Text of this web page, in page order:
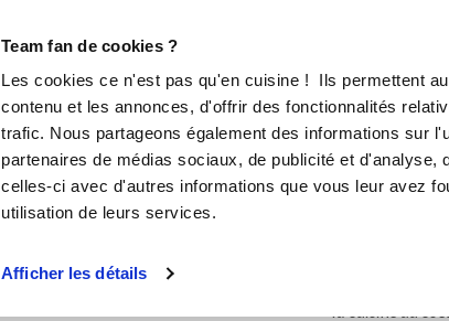
Team fan de cookies ?
Les cookies ce n'est pas qu'en cuisine ! Ils permettent
contenu et les annonces, d'offrir des fonctionnalités
trafic. Nous partageons également des informations sur
partenaires de médias sociaux, de publicité et d'analyse,
celles-ci avec d'autres informations que vous leur avez
utilisation de leurs services.
Afficher les détails
afanes